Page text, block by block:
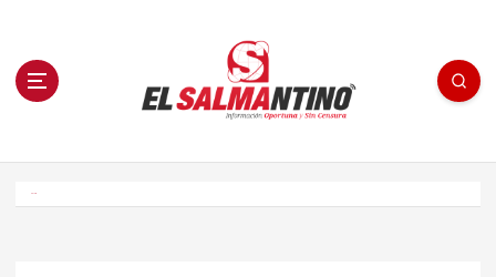
n El Salmantino - medios/noticias/editorial